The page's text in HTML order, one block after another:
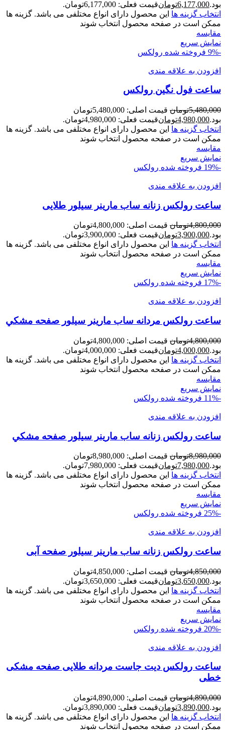
بود.6,177,000تومانقیمت فعلی: 6,177,000تومان.
انتخاب گزینه ها این محصول دارای انواع مختلفی می باشد. گزینه ها
ممکن است در صفحه محصول انتخاب شوند
مقايسه
نمایش سریع
-9%
فروخته شده رولکس
افزودن به علاقه مندی
ساعت فول نگين رولکس
5,480,000تومان
قیمت اصلی: 5,480,000تومان
بود.4,980,000تومانقیمت فعلی: 4,980,000تومان.
انتخاب گزینه ها این محصول دارای انواع مختلفی می باشد. گزینه ها
ممکن است در صفحه محصول انتخاب شوند
مقايسه
نمایش سریع
-19%
فروخته شده رولکس
افزودن به علاقه مندی
ساعت رولکس زنانه ساب مارينر سيلور طلايی
4,800,000تومان
قیمت اصلی: 4,800,000تومان
بود.3,900,000تومانقیمت فعلی: 3,900,000تومان.
انتخاب گزینه ها این محصول دارای انواع مختلفی می باشد. گزینه ها
ممکن است در صفحه محصول انتخاب شوند
مقايسه
نمایش سریع
-17%
فروخته شده رولکس
افزودن به علاقه مندی
ساعت رولکس مردانه ساب مارينر سيلور صفحه مشکي
4,800,000تومان
قیمت اصلی: 4,800,000تومان
بود.4,000,000تومانقیمت فعلی: 4,000,000تومان.
انتخاب گزینه ها این محصول دارای انواع مختلفی می باشد. گزینه ها
ممکن است در صفحه محصول انتخاب شوند
مقايسه
نمایش سریع
-11%
فروخته شده رولکس
افزودن به علاقه مندی
ساعت رولکس زنانه ساب مارينر سيلور صفحه مشکي
8,980,000تومان
قیمت اصلی: 8,980,000تومان
بود.7,980,000تومانقیمت فعلی: 7,980,000تومان.
انتخاب گزینه ها این محصول دارای انواع مختلفی می باشد. گزینه ها
ممکن است در صفحه محصول انتخاب شوند
مقايسه
نمایش سریع
-25%
فروخته شده رولکس
افزودن به علاقه مندی
ساعت رولکس زنانه ساب مارينر سيلور صفحه آبی
4,850,000تومان
قیمت اصلی: 4,850,000تومان
بود.3,650,000تومانقیمت فعلی: 3,650,000تومان.
انتخاب گزینه ها این محصول دارای انواع مختلفی می باشد. گزینه ها
ممکن است در صفحه محصول انتخاب شوند
مقايسه
نمایش سریع
-20%
فروخته شده رولکس
افزودن به علاقه مندی
ساعت رولکس ديت جاست مردانه طلایی صفحه مشکی
خطی
4,890,000تومان
قیمت اصلی: 4,890,000تومان
بود.3,890,000تومانقیمت فعلی: 3,890,000تومان.
انتخاب گزینه ها این محصول دارای انواع مختلفی می باشد. گزینه ها
ممکن است در صفحه محصول انتخاب شوند